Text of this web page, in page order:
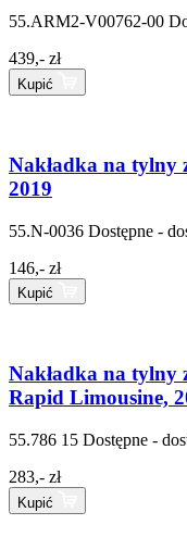
55.ARM2-V00762-00
439,- zł
Kupić
Nakładka na tylny
2019
55.N-0036 Dostępne -
146,- zł
Kupić
Nakładka na tylny
Rapid Limousine,
55.786 15 Dostępne -
283,- zł
Kupić